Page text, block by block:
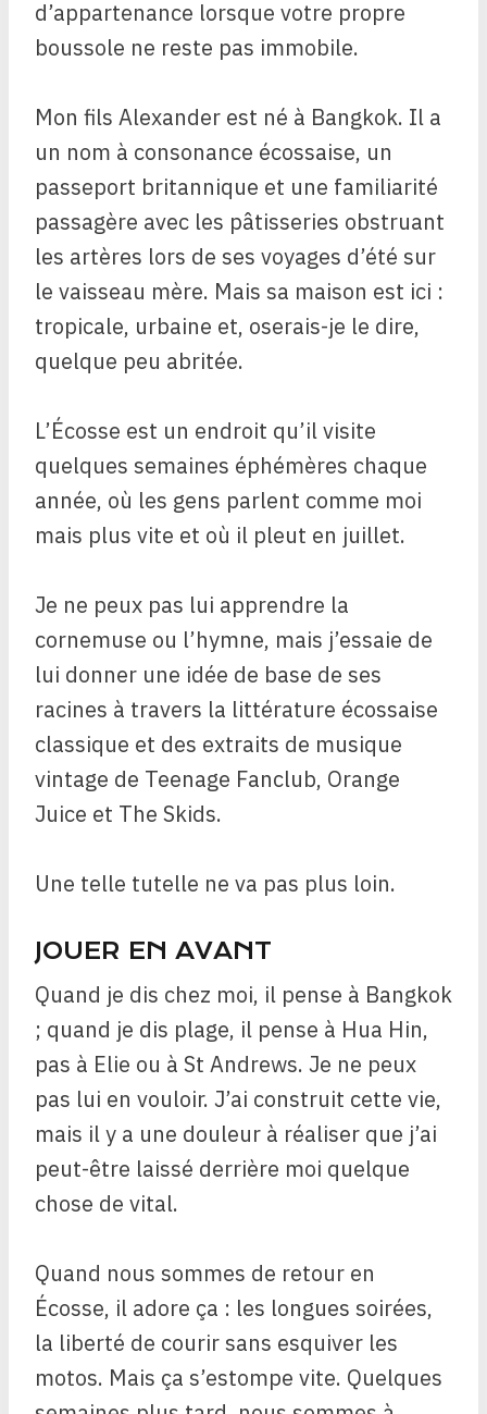
d’appartenance lorsque votre propre
boussole ne reste pas immobile.
Mon fils Alexander est né à Bangkok. Il a
un nom à consonance écossaise, un
passeport britannique et une familiarité
passagère avec les pâtisseries obstruant
les artères lors de ses voyages d’été sur
le vaisseau mère. Mais sa maison est ici :
tropicale, urbaine et, oserais-je le dire,
quelque peu abritée.
L’Écosse est un endroit qu’il visite
quelques semaines éphémères chaque
année, où les gens parlent comme moi
mais plus vite et où il pleut en juillet.
Je ne peux pas lui apprendre la
cornemuse ou l’hymne, mais j’essaie de
lui donner une idée de base de ses
racines à travers la littérature écossaise
classique et des extraits de musique
vintage de Teenage Fanclub, Orange
Juice et The Skids.
Une telle tutelle ne va pas plus loin.
JOUER EN AVANT
Quand je dis chez moi, il pense à Bangkok
; quand je dis plage, il pense à Hua Hin,
pas à Elie ou à St Andrews. Je ne peux
pas lui en vouloir. J’ai construit cette vie,
mais il y a une douleur à réaliser que j’ai
peut-être laissé derrière moi quelque
chose de vital.
Quand nous sommes de retour en
Écosse, il adore ça : les longues soirées,
la liberté de courir sans esquiver les
motos. Mais ça s’estompe vite. Quelques